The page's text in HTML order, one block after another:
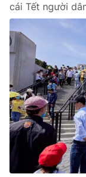
cái Tết người